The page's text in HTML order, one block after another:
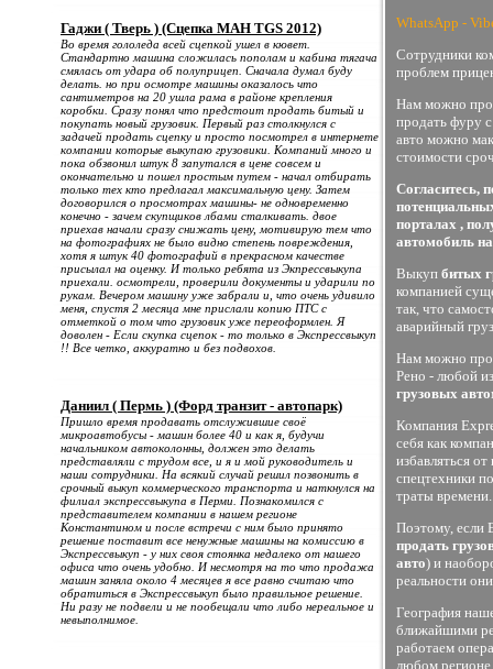
Гаджи ( Тверь ) (Сцепка МАН TGS 2012)
Во время гололеда всей сцепкой ушел в кювет.
Стандартно машина сложилась пополам и кабина тягача
смялась от удара об полуприцеп. Сначала думал буду
делать. но при осмотре машины оказалось что
сантиметров на 20 ушла рама в районе крепления
коробки. Сразу понял что предстоит продать битый и
покупать новый грузовик. Первый раз столкнулся с
задачей продать сцепку и просто посмотрел в интернете
компании которые выкупаю грузовики. Компаний много и
пока обзвонил штук 8 запутался в цене совсем и
окончательно и пошел простым путем - начал отбирать
только тех кто предлагал максимальную цену. Затем
договорился о просмотрах машины- не одновременно
конечно - зачем скупщиков лбами сталкивать. двое
приехав начали сразу снижать цену, мотивирую тем что
на фотографиях не было видно степень повреждения,
хотя я штук 40 фотографий в прекрасном качестве
присылал на оценку. И только ребята из Экпрессвыкупа
приехали. осмотрели, проверили документы и ударили по
рукам. Вечером машину уже забрали и, что очень удивило
меня, спустя 2 месяца мне прислали копию ПТС с
отметкой о том что грузовик уже переоформлен. Я
доволен - Если скупка сцепок - то только в Экспрессвыкуп
!! Все четко, аккуратно и без подвохов.
Даниил ( Пермь ) (Форд транзит - автопарк)
Пришло время продавать отслужившие своё
микроавтобусы - машин более 40 и как я, будучи
начальником автоколонны, должен это делать
представляли с трудом все, и я и мой руководитель и
наши сотрудники. На всякий случай решил позвонить в
срочный выкуп коммерческого транспорта и наткнулся на
филиал экспрессвыкупа в Перми. Познакомился с
представителем компании в нашем регионе
Константином и после встречи с ним было принято
решение поставит все ненужные машины на комиссию в
Экспрессвыкуп - у них своя стоянка недалеко от нашего
офиса что очень удобно. И несмотря на то что продажа
машин заняла около 4 месяцев я все равно считаю что
обратиться в Экспрессвыкуп было правильное решение.
Ни разу не подвели и не пообещали что либо нереальное и
невыполнимое.
WhatsApp -
Сотрудники
проблем
Нам можно
продать фуру
авто можно
стоимости
Согласитесь,
порталах ,
автомобиль
Выкуп битых
компанией
так, что
аварийный
Нам можно
Рено - любой
грузовых
Компания
себя как
избавляться
спецтехники
траты времени.
Поэтому, если
продать
авто) и
реальности
География
ближайшими
работаем
любом